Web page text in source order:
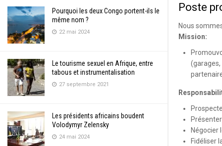
Pourquoi les deux Congo portent-ils le
même nom ?
22 mai 2024
Le tourisme sexuel en Afrique, entre
tabous et instrumentalisation
27 septembre 2021
Les présidents africains boudent
Volodymyr Zelensky
24 mai 2024
Poste
Nous
Mission:
Négocier
Fidéliser